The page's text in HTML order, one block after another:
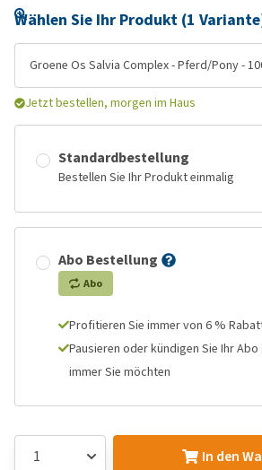
Wählen Sie Ihr Produkt (1
Groene Os Salvia Complex - Pferd/Pony -
Jetzt bestellen, morgen im Haus
Standardbestellung
Bestellen Sie Ihr Produkt einmalig
Abo Bestellung
Abo
Profitieren Sie immer von 6 %
Pausieren oder kündigen Sie Ihr
immer Sie möchten
In den